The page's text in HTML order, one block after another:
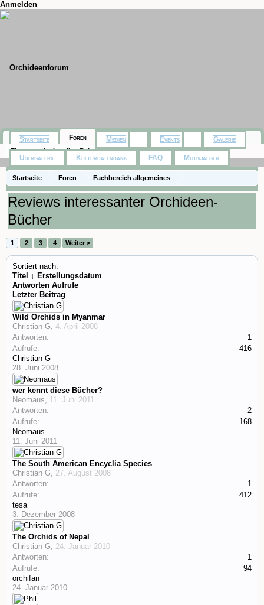
Anmelden
Startseite Foren
Fachbereich allgemeines
Zeitschriften & Bücher
Reviews interessanter Orchideen-
Bücher
1 2 3 4 Weiter >
Sortiert nach:
Titel ↓ Erstellungsdatum
Antworten Aufrufe
Letzter Beitrag
Wild Orchids in Myanmar
Christian G, 4. April 2008
Antworten:
1
Aufrufe:
416
Christian G
28. Juni 2008
wer kennt diese Bücher?
Neomaus, 11. Juni 2011
Antworten:
2
Aufrufe:
168
Neomaus
11. Juni 2011
The South American Encyclia Species
Christian G, 27. August 2008
Antworten:
1
Aufrufe:
412
tesa
3. Dezember 2008
The Orchids of Nepal
Christian G, 24. Januar 2010
Antworten:
1
Aufrufe:
94
orchifan
24. Januar 2010
Startseite Foren
Themen mit aktuellen Beiträgen
Medien Events Galerie
Usergalerie Kulturdatenbank FAQ Motivjaeger